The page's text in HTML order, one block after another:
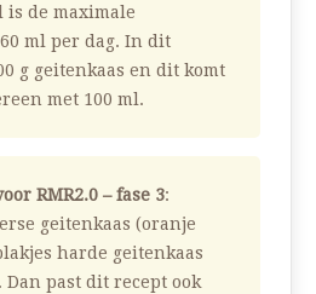
is de maximale
ml per dag. In dit
g geitenkaas en dit komt
met 100 ml.
RMR2.0 – fase 3:
geitenkaas (oranje
harde geitenkaas
past dit recept ook